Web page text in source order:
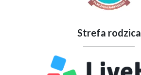
Strefa rodzica